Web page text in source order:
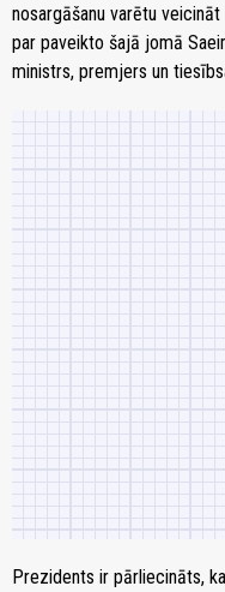
nosargāšanu varētu
par paveikto šajā jomā
ministrs, premjers un
Prezidents ir pārliecināts,